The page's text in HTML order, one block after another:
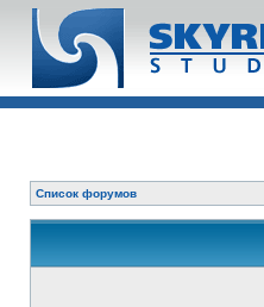
Список форумов